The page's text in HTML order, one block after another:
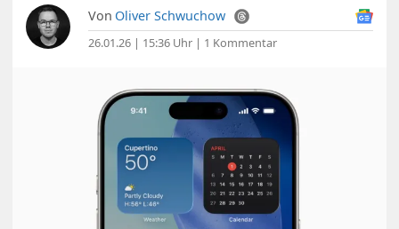
Von Oliver Schwuchow
26.01.26 | 15:36 Uhr | 1 Kommentar